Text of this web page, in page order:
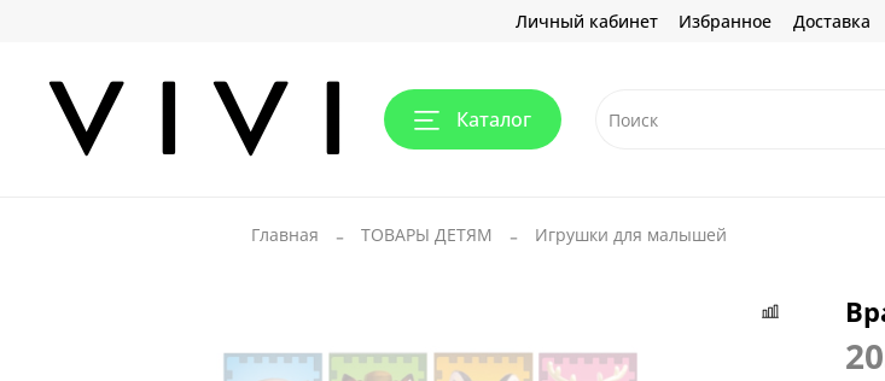
Личный кабинет Избранное Доставка
Каталог
Главная ТОВАРЫ ДЕТЯМ Игрушки для малышей